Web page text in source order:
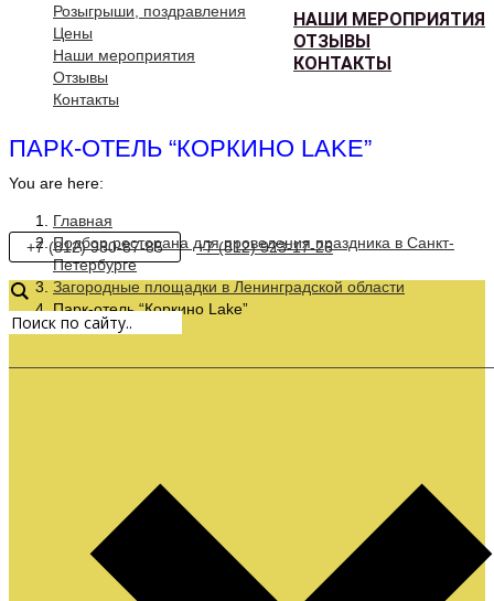
НАШИ МЕРОПРИЯТИЯ
ОТЗЫВЫ
КОНТАКТЫ
Розыгрыши, поздравления
Цены
Наши мероприятия
Отзывы
Контакты
ПАРК-ОТЕЛЬ “КОРКИНО LAKE”
You are here:
Главная
Подбор ресторана для проведения праздника в Санкт-
Петербурге
Загородные площадки в Ленинградской области
Парк-отель “Коркино Lake”
+7 (812) 980-87-85 +7 (812) 923-17-26